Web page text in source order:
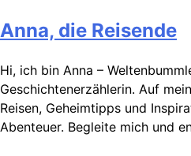
Anna, die Reisende
Hi, ich bin Anna –
Geschichtenerzählerin. Auf
Reisen, Geheimtipps und
Abenteuer. Begleite mich und